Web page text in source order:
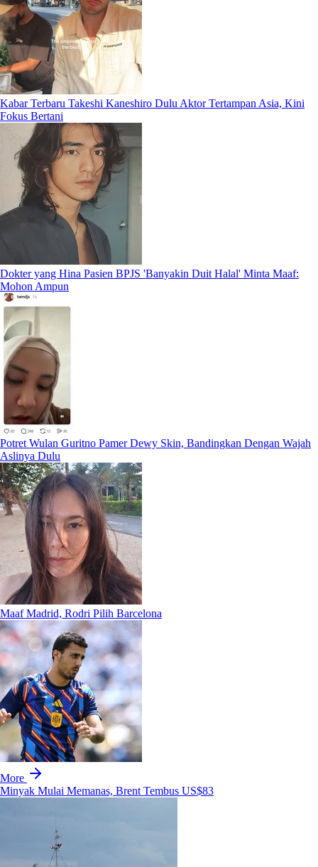
Kabar Terbaru Takeshi Kaneshiro Dulu Aktor Tertampan Asia, Kini
Fokus Bertani
Dokter yang Hina Pasien BPJS 'Banyakin Duit Halal' Minta Maaf:
Mohon Ampun
Potret Wulan Guritno Pamer Dewy Skin, Bandingkan Dengan Wajah
Aslinya Dulu
Maaf Madrid, Rodri Pilih Barcelona
More
Minyak Mulai Memanas, Brent Tembus US$83